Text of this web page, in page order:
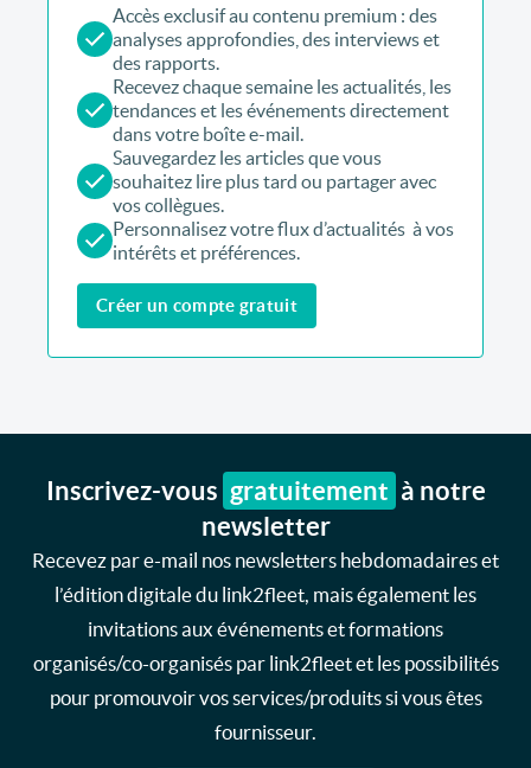
Accès exclusif au contenu premium : des
analyses approfondies, des interviews et
des rapports.
Recevez chaque semaine les actualités, les
tendances et les événements directement
dans votre boîte e-mail.
Sauvegardez les articles que vous
souhaitez lire plus tard ou partager avec
vos collègues.
Personnalisez votre flux d’actualités à vos
intérêts et préférences.
Créer un compte gratuit
Inscrivez-vous gratuitement à notre
newsletter
Recevez par e-mail nos newsletters hebdomadaires et
l’édition digitale du link2fleet, mais également les
invitations aux événements et formations
organisés/co-organisés par link2fleet et les possibilités
pour promouvoir vos services/produits si vous êtes
fournisseur.